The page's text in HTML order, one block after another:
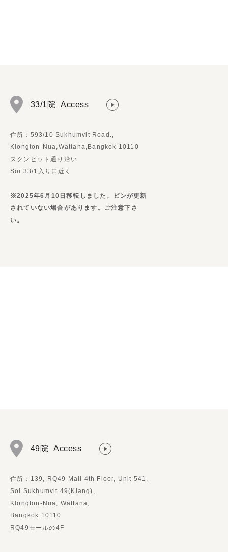
33/1院 Access
住所：593/10 Sukhumvit Road.,
Klongton-Nua,Wattana,Bangkok 10110
スクンビット通り沿い
Soi 33/1入り口近く
※2025年6月10日移転しました。ピンが更新
されていない場合があります。ご注意下さ
い。
49院 Access
住所：139, RQ49 Mall 4th Floor, Unit 541,
Soi Sukhumvit 49(Klang),
Klongton-Nua, Wattana,
Bangkok 10110
RQ49モールの4F